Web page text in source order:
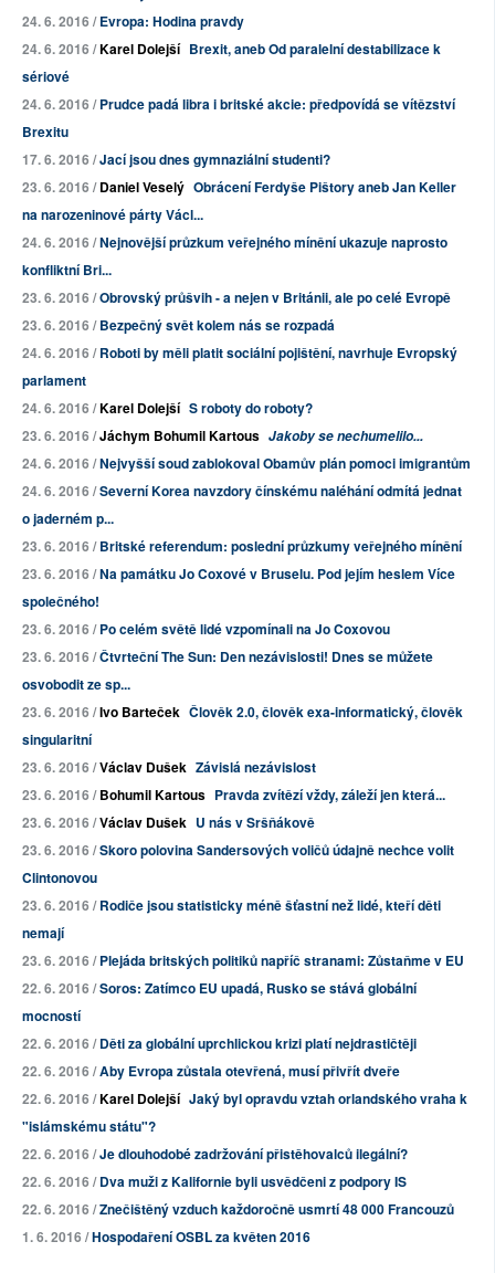
24. 6. 2016 /Evropa: Hodina pravdy
24. 6. 2016 /Karel Dolejší Brexit, aneb Od paralelní destabilizace k
sériové
24. 6. 2016 /Prudce padá libra i britské akcie: předpovídá se vítězství
Brexitu
17. 6. 2016 /Jací jsou dnes gymnaziální studenti?
23. 6. 2016 /Daniel Veselý Obrácení Ferdyše Pištory aneb Jan Keller
na narozeninové párty Václ...
24. 6. 2016 /Nejnovější průzkum veřejného mínění ukazuje naprosto
konfliktní Bri...
23. 6. 2016 /Obrovský průšvih - a nejen v Británii, ale po celé Evropě
23. 6. 2016 /Bezpečný svět kolem nás se rozpadá
24. 6. 2016 /Roboti by měli platit sociální pojištění, navrhuje Evropský
parlament
24. 6. 2016 /Karel Dolejší S roboty do roboty?
23. 6. 2016 /Jáchym Bohumil Kartous Jakoby se nechumelilo...
24. 6. 2016 /Nejvyšší soud zablokoval Obamův plán pomoci imigrantům
24. 6. 2016 /Severní Korea navzdory čínskému naléhání odmítá jednat
o jaderném p...
23. 6. 2016 /Britské referendum: poslední průzkumy veřejného mínění
23. 6. 2016 /Na památku Jo Coxové v Bruselu. Pod jejím heslem Více
společného!
23. 6. 2016 /Po celém světě lidé vzpomínali na Jo Coxovou
23. 6. 2016 /Čtvrteční The Sun: Den nezávislosti! Dnes se můžete
osvobodit ze sp...
23. 6. 2016 /Ivo Barteček Člověk 2.0, člověk exa-informatický, člověk
singularitní
23. 6. 2016 /Václav Dušek Závislá nezávislost
23. 6. 2016 /Bohumil Kartous Pravda zvítězí vždy, záleží jen která...
23. 6. 2016 /Václav Dušek U nás v Sršňákově
23. 6. 2016 /Skoro polovina Sandersových voličů údajně nechce volit
Clintonovou
23. 6. 2016 /Rodiče jsou statisticky méně šťastní než lidé, kteří děti
nemají
23. 6. 2016 /Plejáda britských politiků napříč stranami: Zůstaňme v EU
22. 6. 2016 /Soros: Zatímco EU upadá, Rusko se stává globální
mocností
22. 6. 2016 /Děti za globální uprchlickou krizi platí nejdrastičtěji
22. 6. 2016 /Aby Evropa zůstala otevřená, musí přivřít dveře
22. 6. 2016 /Karel Dolejší Jaký byl opravdu vztah orlandského vraha k
"islámskému státu"?
22. 6. 2016 /Je dlouhodobé zadržování přistěhovalců ilegální?
22. 6. 2016 /Dva muži z Kalifornie byli usvědčeni z podpory IS
22. 6. 2016 /Znečištěný vzduch každoročně usmrtí 48 000 Francouzů
1. 6. 2016 /Hospodaření OSBL za květen 2016